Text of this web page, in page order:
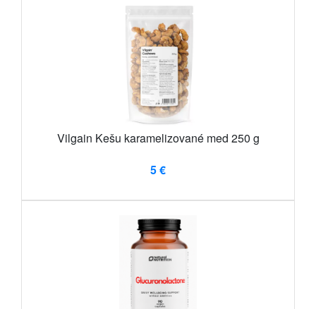
Vilgain Kešu karamelizované med 250 g
5 €